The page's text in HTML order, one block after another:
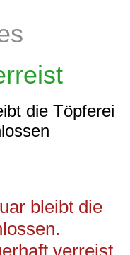
die Töpferei
bleibt die
verreist